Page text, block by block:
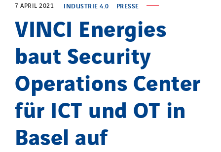
7 APRIL 2021 INDUSTRIE 4.0 PRESSE
VINCI Energies
baut Security
Operations Center
für ICT und OT in
Basel auf